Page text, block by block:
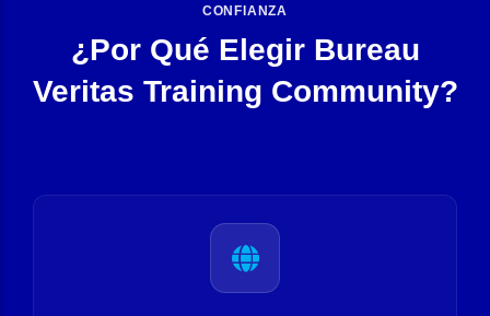
CONFIANZA
¿Por Qué Elegir Bureau
Veritas Training Community?